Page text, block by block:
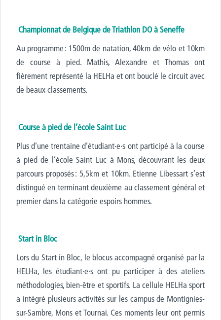
Championnat de Belgique de Triathlon DO à Seneffe
Au programme : 1500m de natation, 40km de vélo et 10km
de course à pied. Mathis, Alexandre et Thomas ont
fièrement représenté la HELHa et ont bouclé le circuit avec
de beaux classements.
Course à pied de l’école Saint Luc
Plus d’une trentaine d’étudiant·e·s ont participé à la course
à pied de l’école Saint Luc à Mons, découvrant les deux
parcours proposés : 5,5km et 10km. Etienne Libessart s’est
distingué en terminant deuxième au classement général et
premier dans la catégorie espoirs hommes.
Start in Bloc
Lors du Start in Bloc, le blocus accompagné organisé par la
HELHa, les étudiant·e·s ont pu participer à des ateliers
méthodologies, bien-être et sportifs. La cellule HELHa sport
a intégré plusieurs activités sur les campus de Montignies-
sur-Sambre, Mons et Tournai. Ces moments leur ont permis